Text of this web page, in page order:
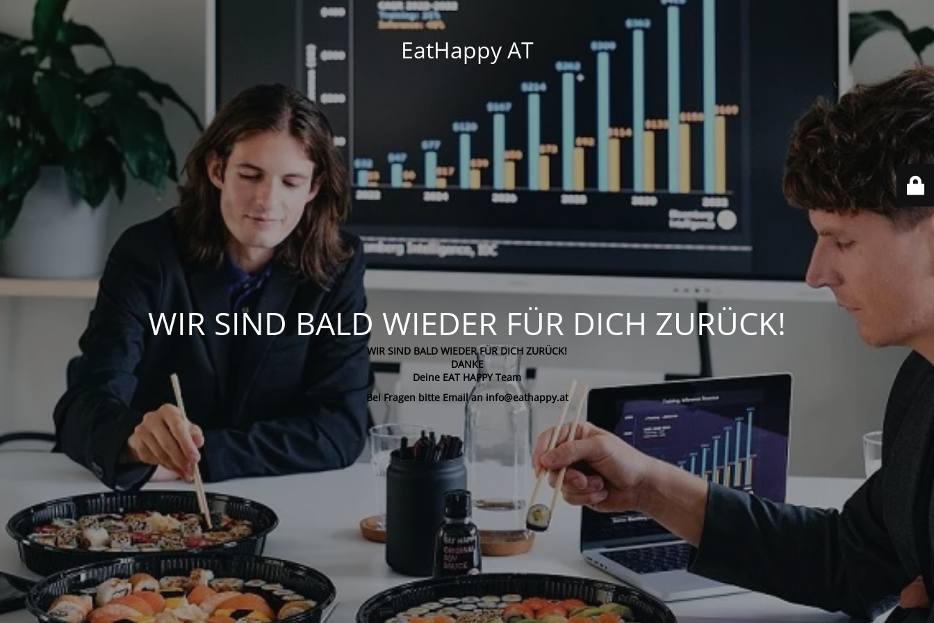
EatHappy AT
WIR SIND BALD WIEDER FÜR DICH ZURÜCK!
WIR SIND BALD WIEDER FÜR DICH ZURÜCK!
DANKE
Deine EAT HAPPY Team
Bei Fragen bitte Email an info@eathappy.at